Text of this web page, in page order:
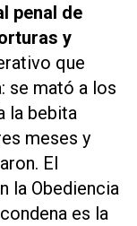
penal de
y
que
se mató a los
la bebita
meses y
El
la Obediencia
es la